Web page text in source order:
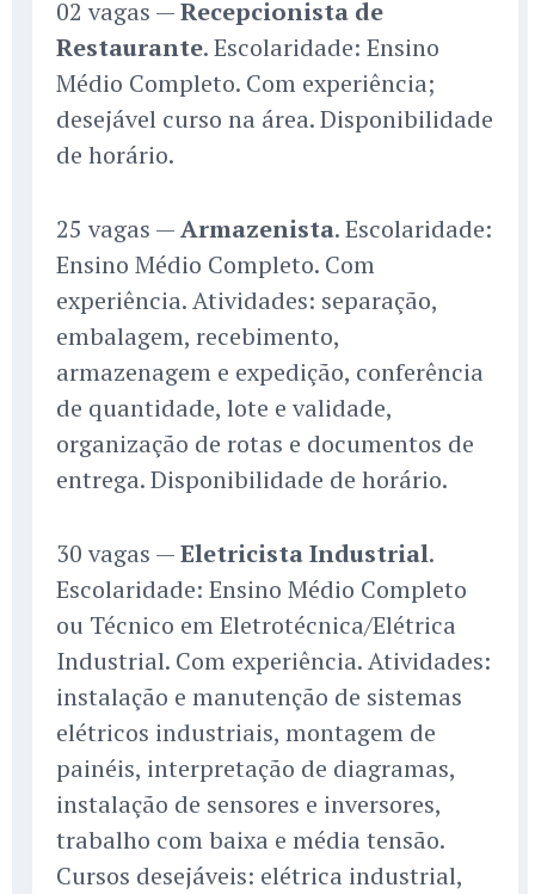
02 vagas —Recepcionista de
Restaurante. Escolaridade: Ensino
Médio Completo. Com experiência;
desejável curso na área. Disponibilidade
de horário.
25 vagas —Armazenista. Escolaridade:
Ensino Médio Completo. Com
experiência. Atividades: separação,
embalagem, recebimento,
armazenagem e expedição, conferência
de quantidade, lote e validade,
organização de rotas e documentos de
entrega. Disponibilidade de horário.
30 vagas —Eletricista Industrial.
Escolaridade: Ensino Médio Completo
ou Técnico em Eletrotécnica/Elétrica
Industrial. Com experiência. Atividades:
instalação e manutenção de sistemas
elétricos industriais, montagem de
painéis, interpretação de diagramas,
instalação de sensores e inversores,
trabalho com baixa e média tensão.
Cursos desejáveis: elétrica industrial,